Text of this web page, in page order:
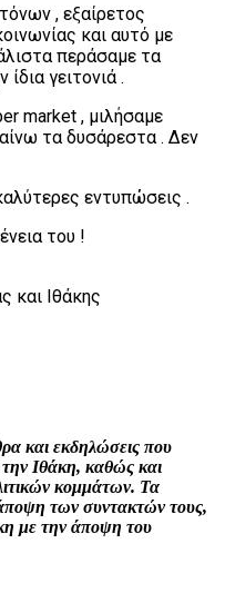
, εξαίρετος
και αυτό με
περάσαμε τα
γειτονιά .
market , μιλήσαμε
τα δυσάρεστα . Δεν
εντυπώσεις .
του !
και Ιθάκης
και εκδηλώσεις που
Ιθάκη, καθώς και
κομμάτων. Τα
των συντακτών τους,
με την άποψη του